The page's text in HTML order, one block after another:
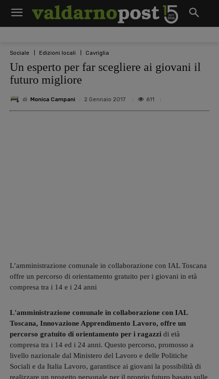
Sociale Edizioni locali Cavriglia
Un esperto per far scegliere ai giovani il
futuro migliore
di Monica Campani 2 Gennaio 2017 611
L’amministrazione comunale in collaborazione con IAL Toscana
offre un percorso di orientamento gratuito per i giovani in età
compresa tra i 14 e i 24 anni
L'amministrazione comunale in collaborazione con IAL
Toscana, Innovazione Apprendimento Lavoro, offre un
percorso gratuito di orientamento per i ragazzi di età
compresa tra i 14 ed i 24 anni. Questo percorso, promosso a
livello nazionale dal Ministero del Lavoro e delle Politiche
Sociali e da Italia Lavoro, garantisce ai giovani la possibilità di
realizzare un progetto personale per il proprio futuro basato sulle